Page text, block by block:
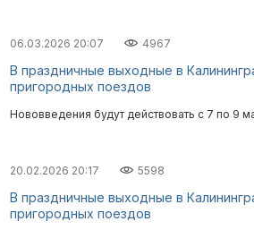
06.03.2026 20:07 4967
В праздничные выходные в
пригородных поездов
Нововведения будут действовать с 7 по 9
20.02.2026 20:17 5598
В праздничные выходные в
пригородных поездов